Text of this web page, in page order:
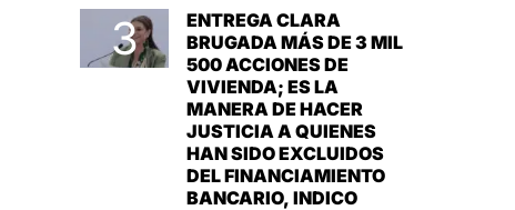
ENTREGA CLARA
BRUGADA MÁS DE 3 MIL
500 ACCIONES DE
VIVIENDA; ES LA
MANERA DE HACER
JUSTICIA A QUIENES
HAN SIDO EXCLUIDOS
DEL FINANCIAMIENTO
BANCARIO, INDICO